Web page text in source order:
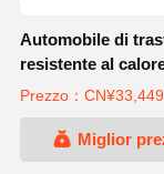
Automobile di
resistente al
di guida
Prezzo：
Miglior